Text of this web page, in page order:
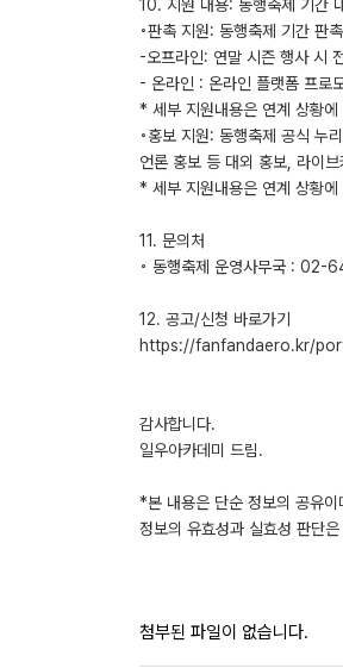
10. 지원 내용: 동행축제 기간
◦판촉 지원: 동행축제 기간 판
-오프라인: 연말 시즌 행사 시
- 온라인 : 온라인 플랫폼 프로
* 세부 지원내용은 연계 상황
◦홍보 지원: 동행축제 공식 누
언론 홍보 등 대외 홍보, 라이
* 세부 지원내용은 연계 상황
11. 문의처
◦ 동행축제 운영사무국 :
12. 공고/신청 바로가기
https://fanfandaero.kr/
감사합니다.
일우아카데미 드림.
*본 내용은 단순 정보의 공유이
정보의 유효성과 실효성 판단
첨부된 파일이 없습니다.